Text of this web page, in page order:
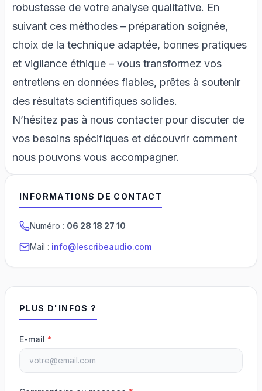
robustesse de votre analyse qualitative. En
suivant ces méthodes – préparation soignée,
choix de la technique adaptée, bonnes pratiques
et vigilance éthique – vous transformez vos
entretiens en données fiables, prêtes à soutenir
des résultats scientifiques solides.
N’hésitez pas à nous contacter pour discuter de
vos besoins spécifiques et découvrir comment
nous pouvons vous accompagner.
INFORMATIONS DE CONTACT
Numéro : 06 28 18 27 10
Mail : info@lescribeaudio.com
PLUS D'INFOS ?
E-mail *